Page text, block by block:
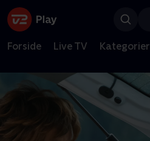
Forside Live TV Kategorier